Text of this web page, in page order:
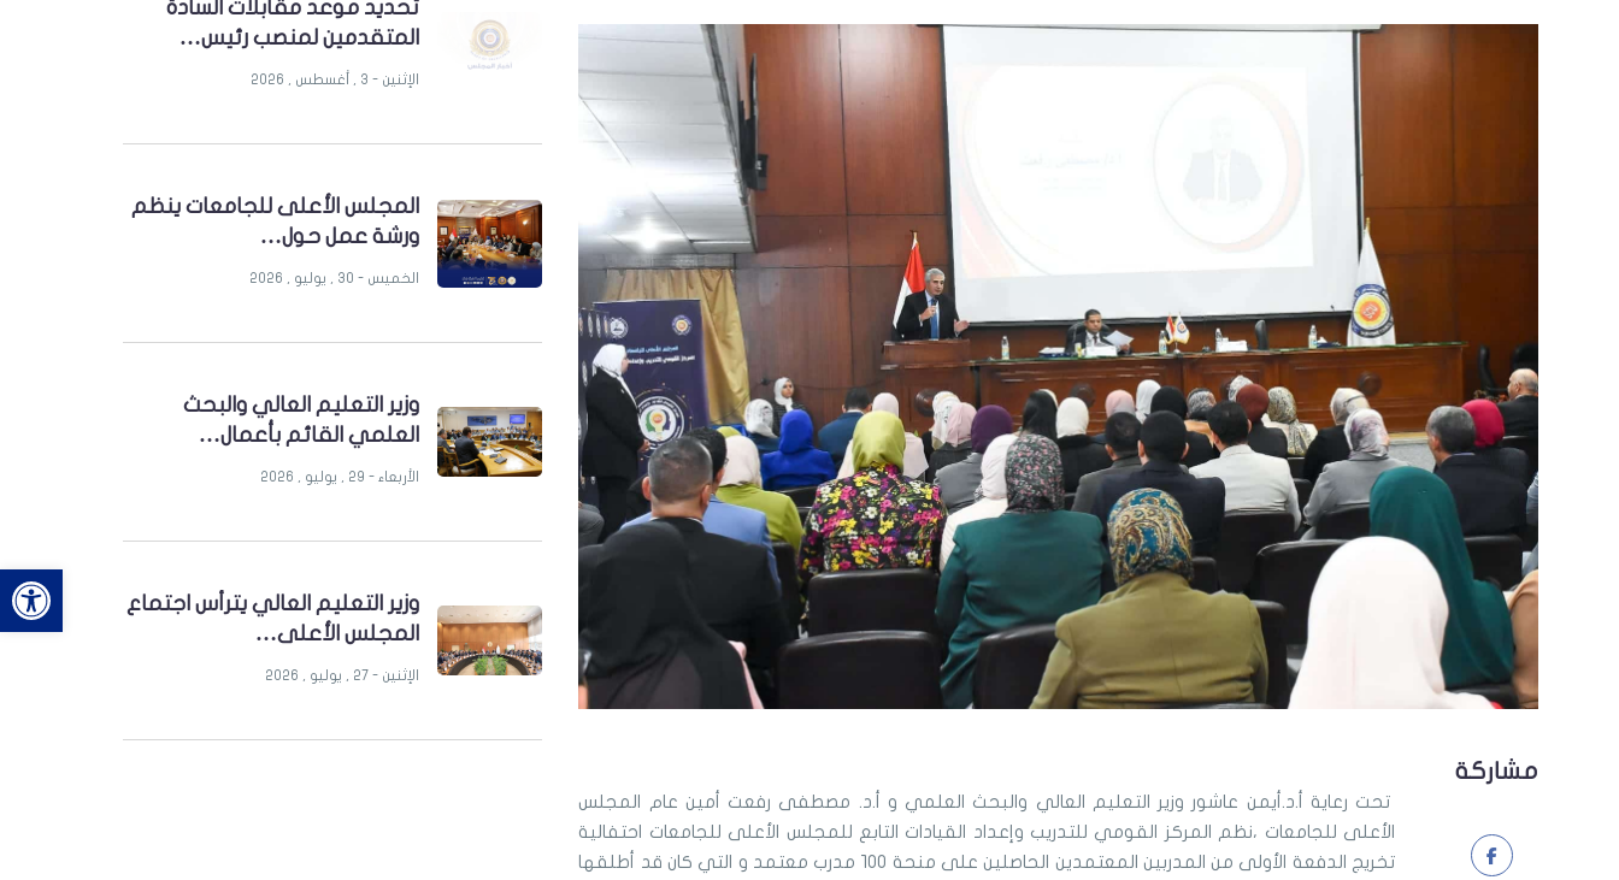
مشاركة
تحت رعاية أ.د.أيمن عاشور وزير التعليم العالي والبحث العلمي و أ.د. مصطفى رفعت أمين عام المجلس
الأعلى للجامعات ،نظم المركز القومي للتدريب وإعداد القيادات التابع للمجلس الأعلى للجامعات احتفالية
تخريج الدفعة الأولى من المدربين المعتمدين الحاصلين على منحة ١٠٠ مدرب معتمد و التي كان قد أطلقها
تحديد موعد مقابلات السادة
المتقدمين لمنصب رئيس…
الإثنين - 3 , أغسطس , 2026
المجلس الأعلى للجامعات ينظم
ورشة عمل حول…
الخميس - 30 , يوليو , 2026
وزير التعليم العالي والبحث
العلمي القائم بأعمال…
الأربعاء - 29 , يوليو , 2026
وزير التعليم العالي يترأس اجتماع
المجلس الأعلى…
الإثنين - 27 , يوليو , 2026